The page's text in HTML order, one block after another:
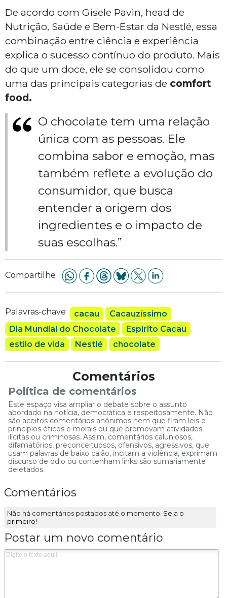
De acordo com Gisele Pavin, head de
Nutrição, Saúde e Bem-Estar da Nestlé, essa
combinação entre ciência e experiência
explica o sucesso contínuo do produto. Mais
do que um doce, ele se consolidou como
uma das principais categorias de comfort
food.
O chocolate tem uma relação
única com as pessoas. Ele
combina sabor e emoção, mas
também reflete a evolução do
consumidor, que busca
entender a origem dos
ingredientes e o impacto de
suas escolhas.”
Compartilhe
Palavras-chave cacau
Cacauzíssimo
Dia Mundial do Chocolate
Espírito Cacau
estilo de vida
Nestlé chocolate
Comentários
Política de comentários
Este espaço visa ampliar o debate sobre o assunto
abordado na notícia, democrática e respeitosamente. Não
são aceitos comentários anônimos nem que firam leis e
princípios éticos e morais ou que promovam atividades
ilícitas ou criminosas. Assim, comentários caluniosos,
difamatórios, preconceituosos, ofensivos, agressivos, que
usam palavras de baixo calão, incitam a violência, exprimam
discurso de ódio ou contenham links são sumariamente
deletados.
Comentários
Não há comentários postados até o momento. Seja o
primeiro!
Postar um novo comentário